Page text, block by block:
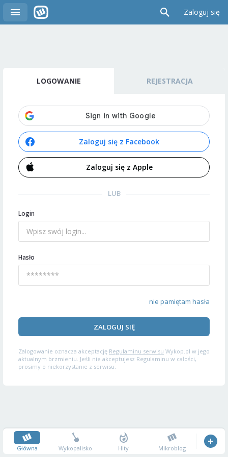
Zaloguj się
LOGOWANIE REJESTRACJA
Zaloguj się z Facebook
Zaloguj się z Apple
LUB
Login
Hasło
nie pamiętam hasła
ZALOGUJ SIĘ
Zalogowanie oznacza akceptację Regulaminu serwisu Wykop.pl w jego
aktualnym brzmieniu. Jeśli nie akceptujesz Regulaminu w całości,
prosimy o niekorzystanie z serwisu.
Główna Wykopalisko Hity Mikroblog